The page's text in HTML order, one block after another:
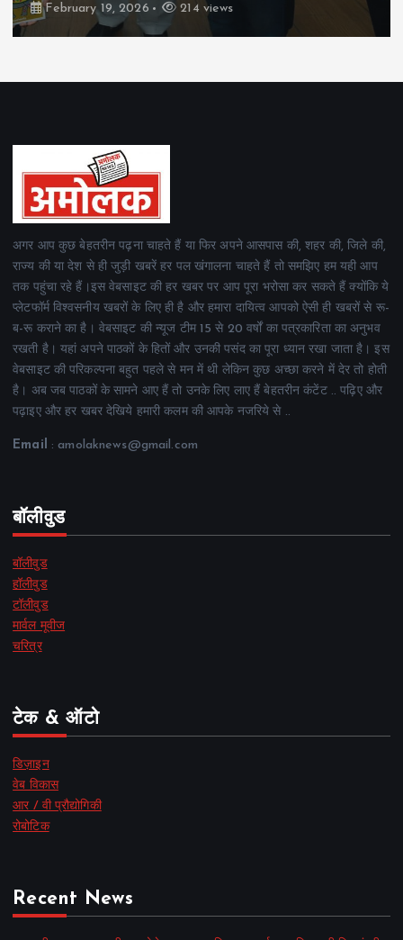
February 19, 2026 167 views
अगर आप कुछ बेहतरीन पढ़ना चाहते हैं या फिर अपने आसपास की, शहर की, जिले की,
राज्य की या देश से ही जुड़ी खबरें हर पल खंगालना चाहते हैं तो समझिए हम यही आप
तक पहुंचा रहे हैं।इस वेबसाइट की हर खबर पर आप पूरा भरोसा कर सकते हैं क्योंकि ये
प्लेटफॉर्म विश्वसनीय खबरों के लिए ही है और हमारा दायित्व आपको ऐसी ही खबरों से रू-
ब-रू कराने का है। वेबसाइट की न्यूज टीम 15 से 20 वर्षों का पत्रकारिता का अनुभव
रखती है। यहां अपने पाठकों के हितों और उनकी पसंद का पूरा ध्यान रखा जाता है। इस
वेबसाइट की परिकल्पना बहुत पहले से मन में थी लेकिन कुछ अच्छा करने में देर तो होती
है। अब जब पाठकों के सामने आए हैं तो उनके लिए लाए हैं बेहतरीन कंटेंट .. पढ़िए और
पढ़ाइए और हर खबर देखिये हमारी कलम की आपके नजरिये से ..
Email : amolaknews@gmail.com
बॉलीवुड
बॉलीवुड
हॉलीवुड
टॉलीवुड
मार्वल मूवीज
चरित्र
टेक & ऑटो
डिज़ाइन
वेब विकास
आर / वी प्रौद्योगिकी
रोबोटिक
Recent News